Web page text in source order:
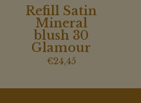
Refill Satin
Mineral
blush 30
Glamour
€24,45